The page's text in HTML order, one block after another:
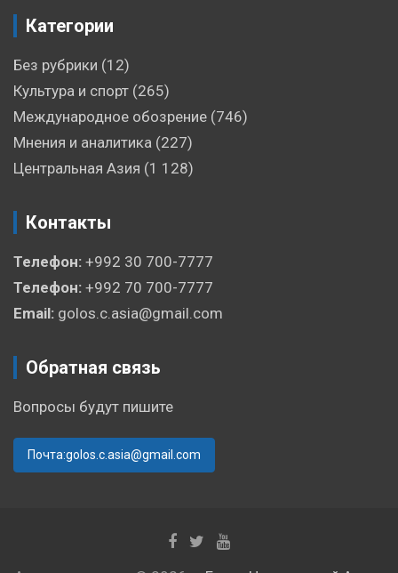
Категории
Без рубрики (12)
Культура и спорт (265)
Международное обозрение (746)
Мнения и аналитика (227)
Центральная Азия (1 128)
Контакты
Телефон: +992 30 700-7777
Телефон: +992 70 700-7777
Email: golos.c.asia@gmail.com
Обратная связь
Вопросы будут пишите
Почта:golos.c.asia@gmail.com